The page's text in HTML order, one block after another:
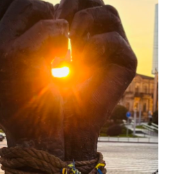
article
"Folk
først-
kampanjen:
Frigjør
fangene
den
russiske
invasjonen"